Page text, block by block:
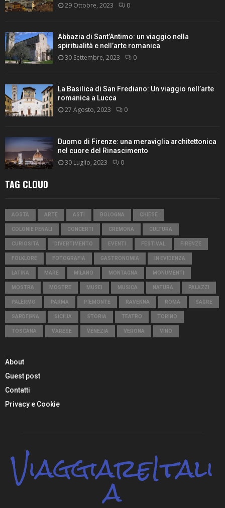
29 Ottobre, 2023 0
Abbazia di Sant’Antimo: un viaggio nella
spiritualità e nell’arte romanica
30 Settembre, 2023 0
La Basilica di San Frediano: Un viaggio nell’arte
romanica a Lucca
27 Agosto, 2023 0
Duomo di Firenze: una meraviglia architettonica
nel cuore del Rinascimento
30 Luglio, 2023 0
TAG CLOUD
AOSTA ARTE ASTI BOLOGNA CHIESE
COLONIE PENALI CONCERTI CREMONA CULTURA
CURIOSITÀ DIVERTIMENTO EVENTI FESTIVAL FIRENZE
FOLKLORE FOTOGRAFIA GASTRONOMIA IN EVIDENZA
LATINA MARE MILANO MONTAGNA MONUMENTI
MOSTRA MOSTRE MUSEI MUSICA NATURA PALAZZI
PALERMO PARMA PIEMONTE RAVENNA ROMA SAGRE
SARDEGNA SICILIA STORIA TEATRO TORINO
TOSCANA VARESE VENEZIA VERONA VINO
About
Guest post
Contatti
Privacy e Cookie
ViaggiareItali
a